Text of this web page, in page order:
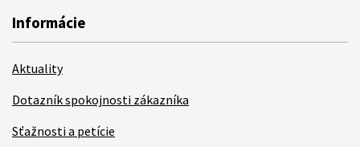
Informácie
Aktuality
Dotazník spokojnosti zákazníka
Sťažnosti a petície